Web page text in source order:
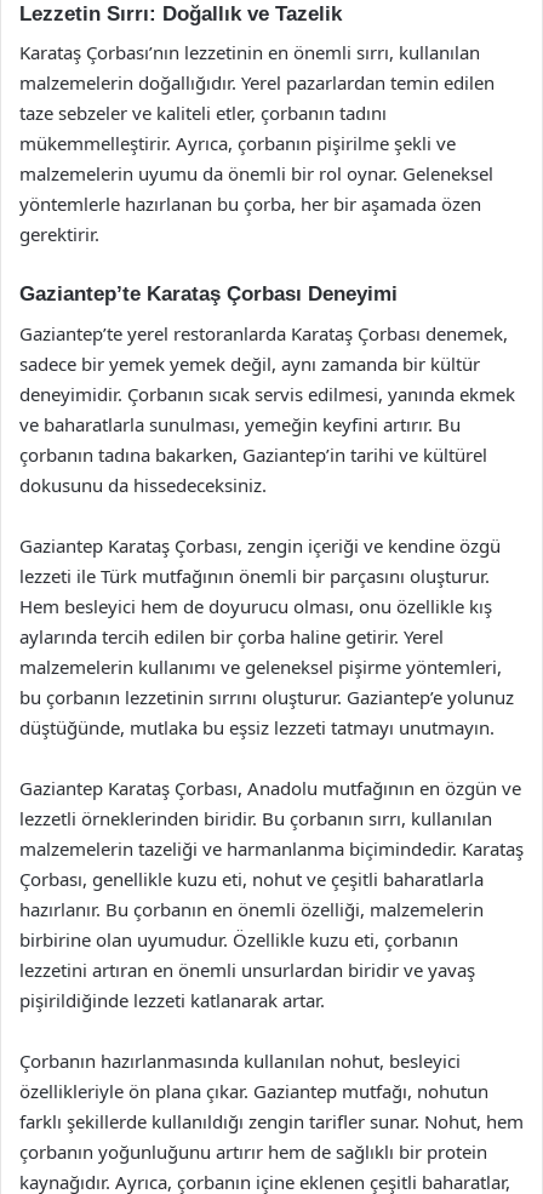
Lezzetin Sırrı: Doğallık ve Tazelik
Karataş Çorbası’nın lezzetinin en önemli sırrı, kullanılan
malzemelerin doğallığıdır. Yerel pazarlardan temin edilen
taze sebzeler ve kaliteli etler, çorbanın tadını
mükemmelleştirir. Ayrıca, çorbanın pişirilme şekli ve
malzemelerin uyumu da önemli bir rol oynar. Geleneksel
yöntemlerle hazırlanan bu çorba, her bir aşamada özen
gerektirir.
Gaziantep’te Karataş Çorbası Deneyimi
Gaziantep’te yerel restoranlarda Karataş Çorbası denemek,
sadece bir yemek yemek değil, aynı zamanda bir kültür
deneyimidir. Çorbanın sıcak servis edilmesi, yanında ekmek
ve baharatlarla sunulması, yemeğin keyfini artırır. Bu
çorbanın tadına bakarken, Gaziantep’in tarihi ve kültürel
dokusunu da hissedeceksiniz.
Gaziantep Karataş Çorbası, zengin içeriği ve kendine özgü
lezzeti ile Türk mutfağının önemli bir parçasını oluşturur.
Hem besleyici hem de doyurucu olması, onu özellikle kış
aylarında tercih edilen bir çorba haline getirir. Yerel
malzemelerin kullanımı ve geleneksel pişirme yöntemleri,
bu çorbanın lezzetinin sırrını oluşturur. Gaziantep’e yolunuz
düştüğünde, mutlaka bu eşsiz lezzeti tatmayı unutmayın.
Gaziantep Karataş Çorbası, Anadolu mutfağının en özgün ve
lezzetli örneklerinden biridir. Bu çorbanın sırrı, kullanılan
malzemelerin tazeliği ve harmanlanma biçimindedir. Karataş
Çorbası, genellikle kuzu eti, nohut ve çeşitli baharatlarla
hazırlanır. Bu çorbanın en önemli özelliği, malzemelerin
birbirine olan uyumudur. Özellikle kuzu eti, çorbanın
lezzetini artıran en önemli unsurlardan biridir ve yavaş
pişirildiğinde lezzeti katlanarak artar.
Çorbanın hazırlanmasında kullanılan nohut, besleyici
özellikleriyle ön plana çıkar. Gaziantep mutfağı, nohutun
farklı şekillerde kullanıldığı zengin tarifler sunar. Nohut, hem
çorbanın yoğunluğunu artırır hem de sağlıklı bir protein
kaynağıdır. Ayrıca, çorbanın içine eklenen çeşitli baharatlar,